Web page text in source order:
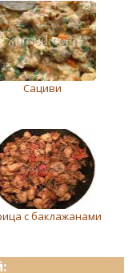
Сациви
с баклажанами